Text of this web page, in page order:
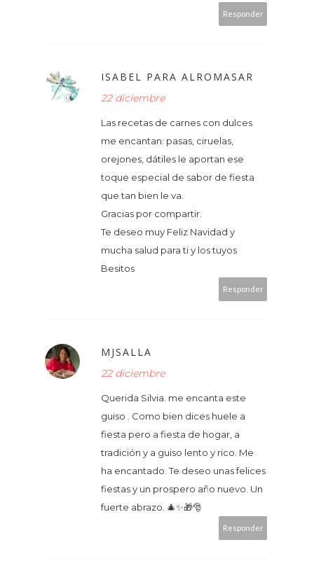
Responder
ISABEL PARA ALROMASAR
22 diciembre
Las recetas de carnes con dulces
me encantan: pasas, ciruelas,
orejones, dátiles le aportan ese
toque especial de sabor de fiesta
que tan bien le va.
Gracias por compartir.
Te deseo muy Feliz Navidad y
mucha salud para ti y los tuyos
Besitos
Responder
MJSALLA
22 diciembre
Querida Silvia. me encanta este
guiso . Como bien dices huele a
fiesta pero a fiesta de hogar, a
tradición y a guiso lento y rico. Me
ha encantado. Te deseo unas felices
fiestas y un prospero año nuevo. Un
fuerte abrazo. 🎄✨🎁🎅
Responder